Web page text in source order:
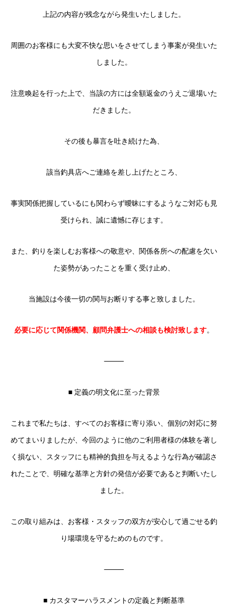
上記の内容が残念ながら発生いたしました。
周囲のお客様にも大変不快な思いをさせてしまう事案が発生いた
しました。
注意喚起を行った上で、当該の方には全額返金のうえご退場いた
だきました。
その後も暴言を吐き続けた為、
該当釣具店へご連絡を差し上げたところ、
事実関係把握しているにも関わらず曖昧にするようなご対応も見
受けられ、誠に遺憾に存じます。
また、釣りを楽しむお客様への敬意や、関係各所への配慮を欠い
た姿勢があったことを重く受け止め、
当施設は今後一切の関与お断りする事と致しました。
必要に応じて関係機関、顧問弁護士への相談も検討致します。
⸻
■ 定義の明文化に至った背景
これまで私たちは、すべてのお客様に寄り添い、個別の対応に努
めてまいりましたが、今回のように他のご利用者様の体験を著し
く損ない、スタッフにも精神的負担を与えるような行為が確認さ
れたことで、明確な基準と方針の発信が必要であると判断いたし
ました。
この取り組みは、お客様・スタッフの双方が安心して過ごせる釣
り場環境を守るためのものです。
⸻
■ カスタマーハラスメントの定義と判断基準